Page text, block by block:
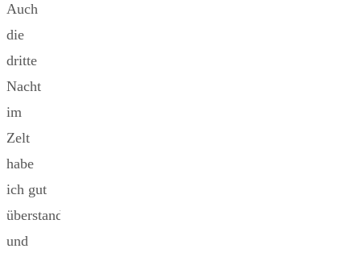
Auch
die
dritte
Nacht
im
Zelt
habe
ich gut
überstanden
und